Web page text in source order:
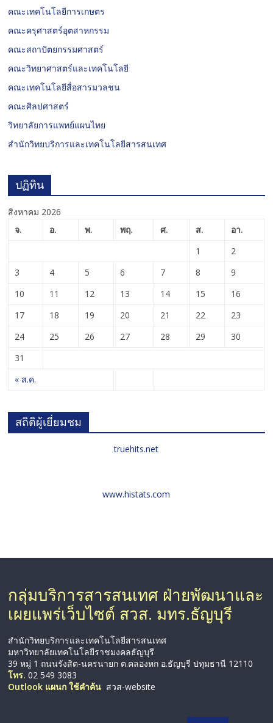
คณะเทคโนโลยีการเกษตร
คณะครุศาสตร์อุตสาหกรรม
คณะสถาปัตยกรรมศาสตร์
คณะวิทยาศาสตร์และเทคโนโลยี
คณะเทคโนโลยีสื่อสารมวลชน
คณะศิลปศาสตร์
วิทยาลัยการแพทย์แผนไทย
สำนักวิทยบริการและเทคโนโลยีสารสนเทศ
ปฏิทิน
สิงหาคม 2026
จ.
อ. พ. พฤ. ศ. ส. อา.
« ส.ค.
1
2
3
4 5 6 7 8
9
10
11 12 13 14 15
16
17
18 19 20 21 22
23
24
25 26 27 28 29
30
31
สถิติผู้เยี่ยมชม
truehits.net
www.histats.com
กลุ่มบริการสารสนเทศ ฝ่ายพัฒนาและ
เผยแพร่เว็บไซต์ สวส. มทร.ธัญบุรี
สำนักวิทยบริการและเทคโนโลยีสารสนเทศ
มหาวิทยาลัยเทคโนโลยีราชมงคลธัญบุรี
39 หมู่ 1 ถนนรังสิต-นครนายก ต.คลองหก อ.ธัญบุรี ปทุมธานี 12110
โทร. 02 549 3083
Outlook แผนก ใช้คำค้น สวส-website